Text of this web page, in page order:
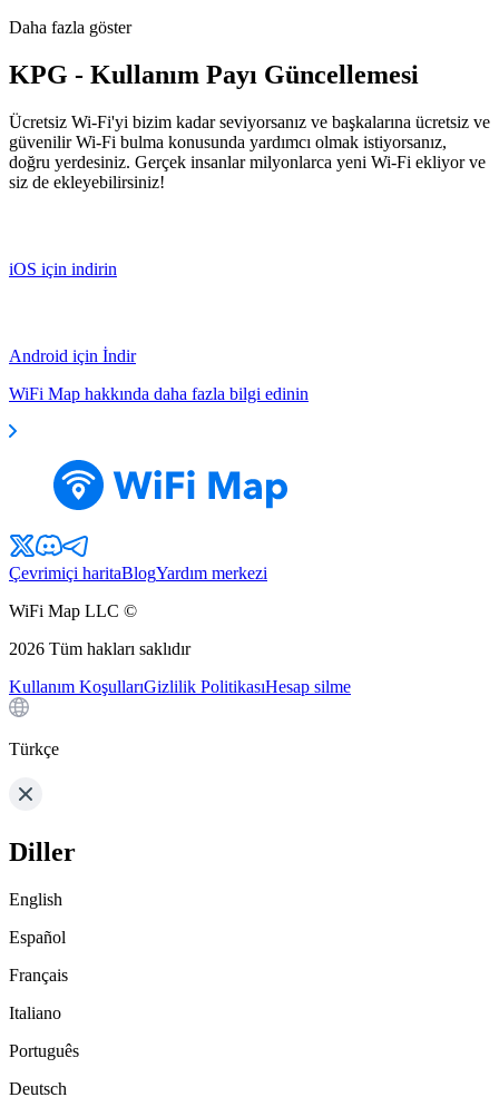
Daha fazla göster
KPG - Kullanım Payı Güncellemesi
Ücretsiz Wi-Fi'yi bizim kadar seviyorsanız ve başkalarına ücretsiz ve
güvenilir Wi-Fi bulma konusunda yardımcı olmak istiyorsanız,
doğru yerdesiniz. Gerçek insanlar milyonlarca yeni Wi-Fi ekliyor ve
siz de ekleyebilirsiniz!
iOS için indirin
Android için İndir
WiFi Map hakkında daha fazla bilgi edinin
Çevrimiçi haritaBlogYardım merkezi
WiFi Map LLC ©
2026 Tüm hakları saklıdır
Kullanım KoşullarıGizlilik PolitikasıHesap silme
Türkçe
Diller
English
Español
Français
Italiano
Português
Deutsch